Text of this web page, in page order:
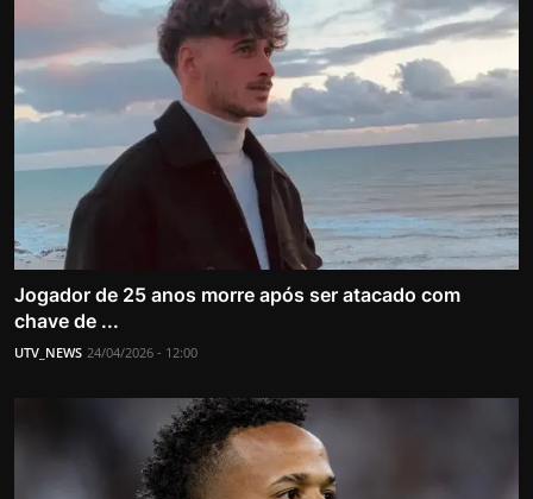
Jogador de 25 anos morre após ser atacado com
chave de ...
UTV_NEWS 24/04/2026 - 12:00